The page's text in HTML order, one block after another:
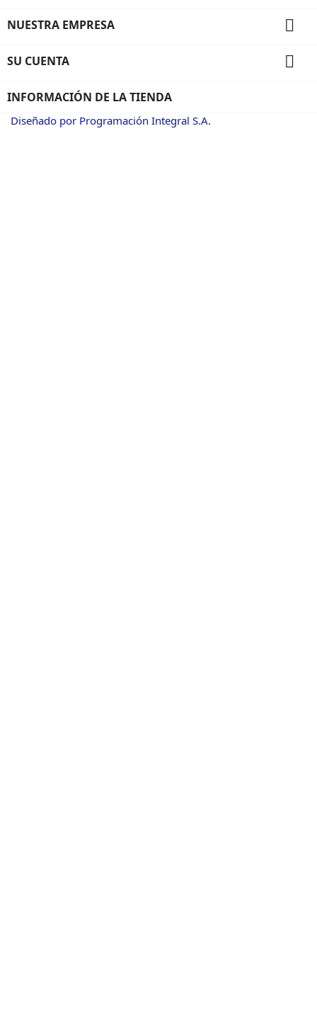
NUESTRA EMPRESA 
SU CUENTA 
INFORMACIÓN DE LA TIENDA
Diseñado por Programación Integral S.A.